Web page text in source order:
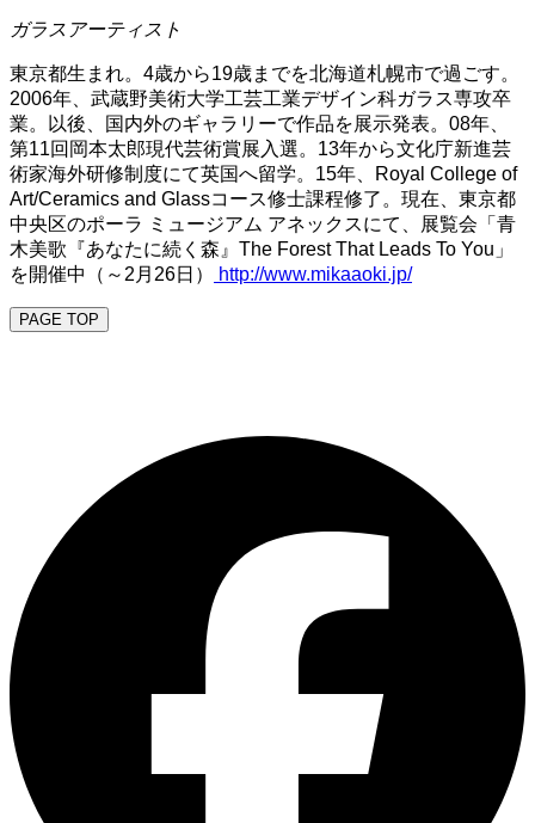
ガラスアーティスト
東京都生まれ。4歳から19歳までを北海道札幌市で過ごす。
2006年、武蔵野美術大学工芸工業デザイン科ガラス専攻卒
業。以後、国内外のギャラリーで作品を展示発表。08年、
第11回岡本太郎現代芸術賞展入選。13年から文化庁新進芸
術家海外研修制度にて英国へ留学。15年、Royal College of
Art/Ceramics and Glassコース修士課程修了。現在、東京都
中央区のポーラ ミュージアム アネックスにて、展覧会「青
木美歌『あなたに続く森』The Forest That Leads To You」
を開催中（～2月26日）
http://www.mikaaoki.jp/
PAGE TOP